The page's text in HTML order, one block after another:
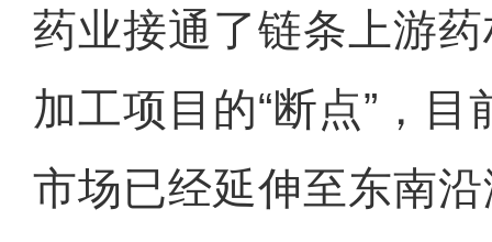
药业接通了链条上游
加工项目的“断点”，
市场已经延伸至东南